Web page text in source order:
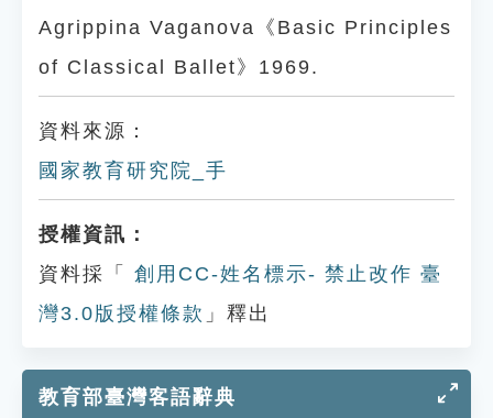
Agrippina Vaganova《Basic Principles
of Classical Ballet》1969.
資料來源：
國家教育研究院_手
授權資訊：
資料採「
創用CC-姓名標示- 禁止改作 臺
灣3.0版授權條款 」釋出
教育部臺灣客語辭典